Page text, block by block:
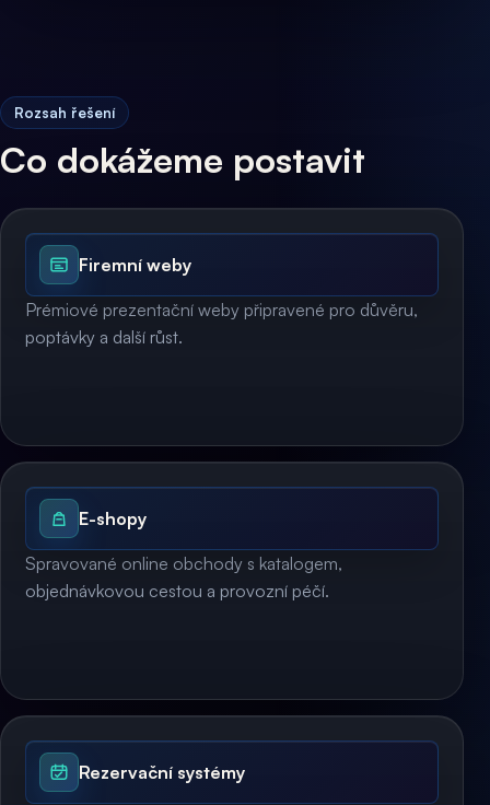
Rozsah řešení
Co dokážeme postavit
Firemní weby
Prémiové prezentační weby připravené pro důvěru,
poptávky a další růst.
E-shopy
Spravované online obchody s katalogem,
objednávkovou cestou a provozní péčí.
Rezervační systémy